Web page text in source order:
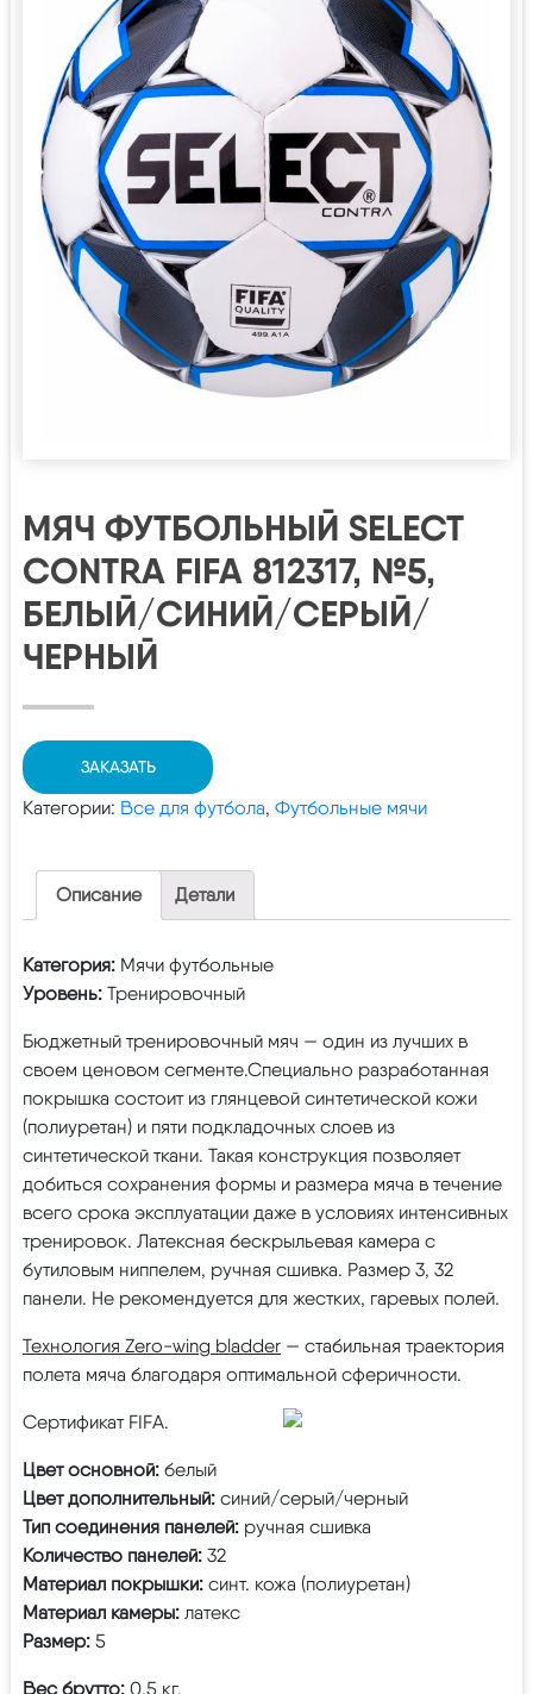
МЯЧ ФУТБОЛЬНЫЙ SELECT
CONTRA FIFA 812317, №5,
БЕЛЫЙ/СИНИЙ/СЕРЫЙ/
ЧЕРНЫЙ
ЗАКАЗАТЬ
Категории: Все для футбола, Футбольные мячи
Описание Детали
Категория: Мячи футбольные
Уровень: Тренировочный
Бюджетный тренировочный мяч — один из лучших в
своем ценовом сегменте.Специально разработанная
покрышка состоит из глянцевой синтетической кожи
(полиуретан) и пяти подкладочных слоев из
синтетической ткани. Такая конструкция позволяет
добиться сохранения формы и размера мяча в течение
всего срока эксплуатации даже в условиях интенсивных
тренировок. Латексная бескрыльевая камера с
бутиловым ниппелем, ручная сшивка. Размер 3, 32
панели. Не рекомендуется для жестких, гаревых полей.
Технология Zero-wing bladder — стабильная траектория
полета мяча благодаря оптимальной сферичности.
Сертификат FIFA.
Цвет основной: белый
Цвет дополнительный: синий/серый/черный
Тип соединения панелей: ручная сшивка
Количество панелей: 32
Материал покрышки: синт. кожа (полиуретан)
Материал камеры: латекс
Размер: 5
Вес брутто: 0.5 кг.